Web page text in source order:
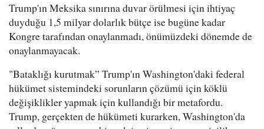
Trump'ın Meksika sınırına duvar örülmesi için ihtiyaç
duyduğu 1,5 milyar dolarlık bütçe ise bugüne kadar
Kongre tarafından onaylanmadı, önümüzdeki dönemde de
onaylanmayacak.
"Bataklığı kurutmak” Trump'ın Washington'daki federal
hükümet sistemindeki sorunların çözümü için köklü
değişiklikler yapmak için kullandığı bir metafordu.
Trump, gerçekten de hükümeti kurarken, Washington'da